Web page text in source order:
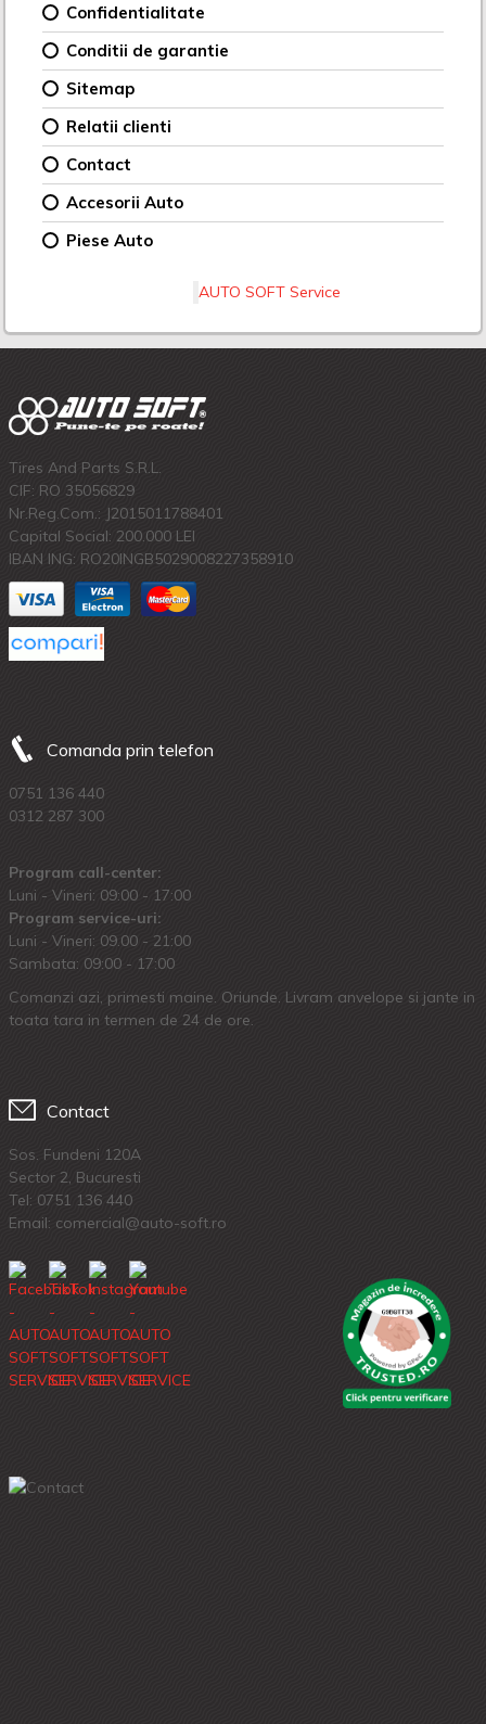
Confidentialitate
Conditii de garantie
Sitemap
Relatii clienti
Contact
Accesorii Auto
Piese Auto
AUTO SOFT Service
Tires And Parts S.R.L.
CIF: RO 35056829
Nr.Reg.Com.: J2015011788401
Capital Social: 200.000 LEI
IBAN ING: RO20INGB5029008227358910
Comanda prin telefon
0751 136 440
0312 287 300
Program call-center:
Luni - Vineri: 09:00 - 17:00
Program service-uri:
Luni - Vineri: 09.00 - 21:00
Sambata: 09:00 - 17:00
Comanzi azi, primesti maine. Oriunde. Livram anvelope si jante in
toata tara in termen de 24 de ore.
Contact
Sos. Fundeni 120A
Sector 2, Bucuresti
Tel: 0751 136 440
Email: comercial@auto-soft.ro